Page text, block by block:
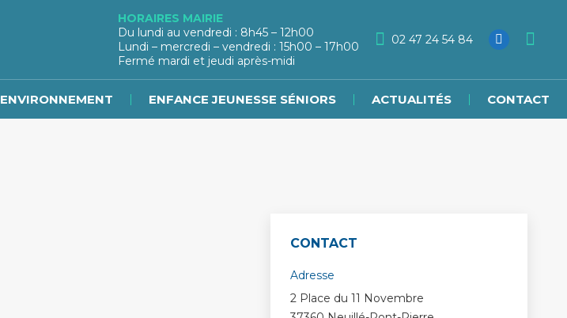
HORAIRES MAIRIE
Du lundi au vendredi : 8h45 – 12h00
Lundi – mercredi – vendredi : 15h00 – 17h00
Fermé mardi et jeudi après-midi
02 47 24 54 84
ENVIRONNEMENT ENFANCE JEUNESSE SÉNIORS ACTUALITÉS CONTACT
CONTACT
Adresse
2 Place du 11 Novembre